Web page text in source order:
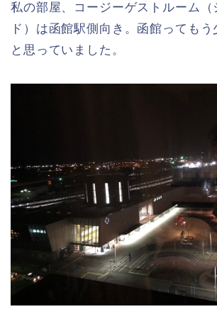
私の部屋、コージーゲストルーム（
ド）は函館駅側向き。函館っても
と思っていました。